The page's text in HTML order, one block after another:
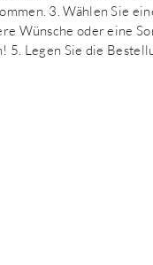
3. Wählen Sie
Wünsche oder eine
Legen Sie die